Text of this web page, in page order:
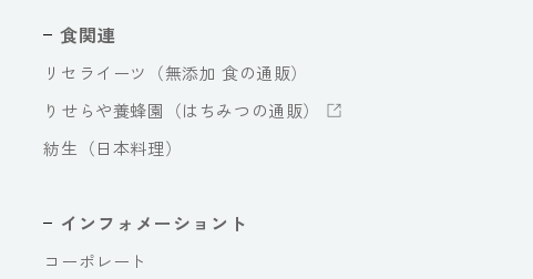
食関連
リセライーツ（無添加 食の通販）
りせらや養蜂園（はちみつの通販）
紡生（日本料理）
インフォメーショント
コーポレート